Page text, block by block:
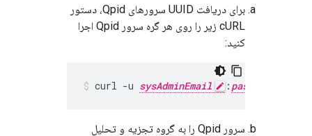
برای دریافت UUID سرورهای Qpid، دستور
cURL زیر را روی هر گره سرور Qpid اجرا
کنید:
curl -u sysAdminEmail : passWord
سرور Qpid را به گروه تجزیه و تحلیل